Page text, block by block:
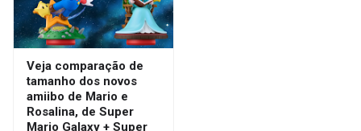
Veja comparação de
tamanho dos novos
amiibo de Mario e
Rosalina, de Super
Mario Galaxy + Super